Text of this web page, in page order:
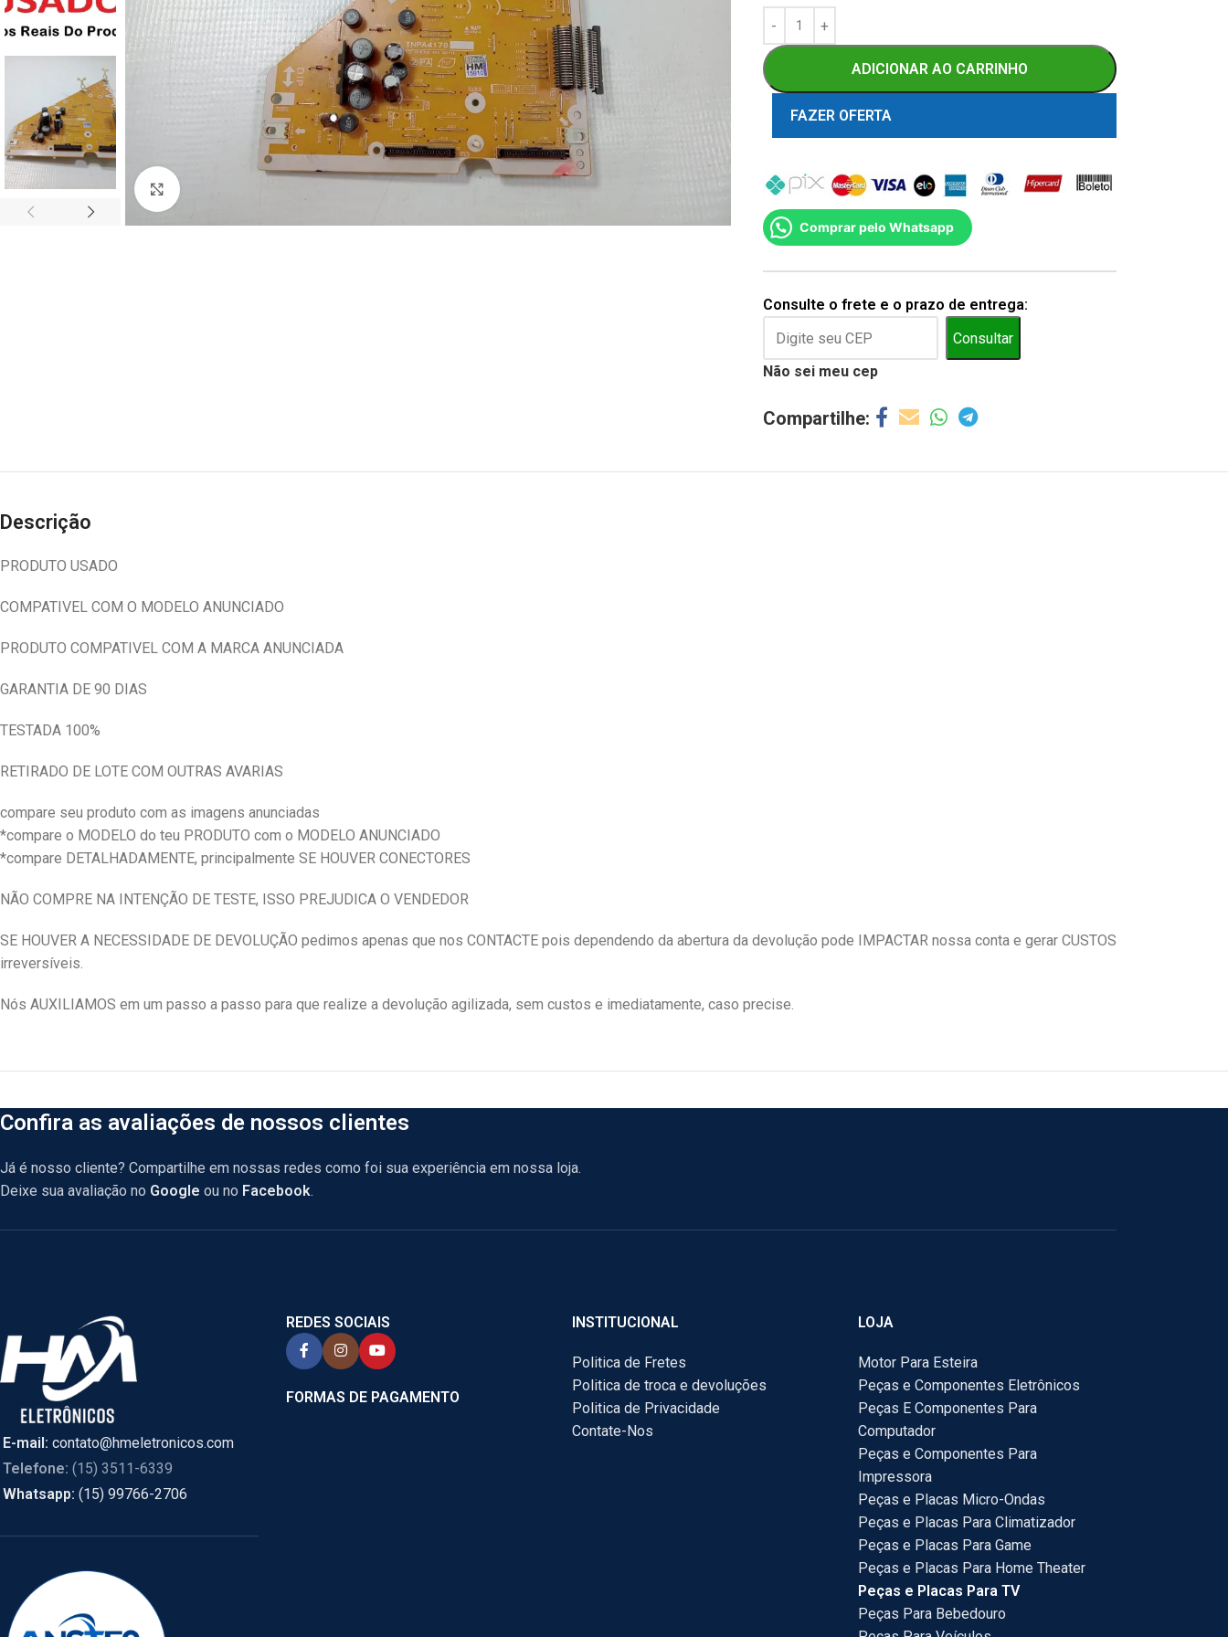
ADICIONAR AO CARRINHO
FAZER OFERTA
Comprar pelo Whatsapp
Consulte o frete e o prazo de entrega:
Consultar
Não sei meu cep
Descrição
PRODUTO USADO
COMPATIVEL COM O MODELO ANUNCIADO
PRODUTO COMPATIVEL COM A MARCA ANUNCIADA
GARANTIA DE 90 DIAS
TESTADA 100%
RETIRADO DE LOTE COM OUTRAS AVARIAS
compare seu produto com as imagens anunciadas
*compare o MODELO do teu PRODUTO com o MODELO ANUNCIADO
*compare DETALHADAMENTE, principalmente SE HOUVER CONECTORES
NÃO COMPRE NA INTENÇÃO DE TESTE, ISSO PREJUDICA O VENDEDOR
SE HOUVER A NECESSIDADE DE DEVOLUÇÃO pedimos apenas que nos CONTACTE pois dependendo da abertura da devolução pode IMPACTAR nossa conta e gerar CUSTOS
irreversíveis.
Nós AUXILIAMOS em um passo a passo para que realize a devolução agilizada, sem custos e imediatamente, caso precise.
Confira as avaliações de nossos clientes
Já é nosso cliente? Compartilhe em nossas redes como foi sua experiência em nossa loja.
Deixe sua avaliação no Google ou no Facebook.
E-mail: contato@hmeletronicos.com
Telefone: (15) 3511-6339
Whatsapp: (15) 99766-2706
REDES SOCIAIS
FORMAS DE PAGAMENTO
INSTITUCIONAL
Politica de Fretes
Politica de troca e devoluções
Politica de Privacidade
Contate-Nos
LOJA
Motor Para Esteira
Peças e Componentes Eletrônicos
Peças E Componentes Para
Computador
Peças e Componentes Para
Impressora
Peças e Placas Micro-Ondas
Peças e Placas Para Climatizador
Peças e Placas Para Game
Peças e Placas Para Home Theater
Peças e Placas Para TV
Peças Para Bebedouro